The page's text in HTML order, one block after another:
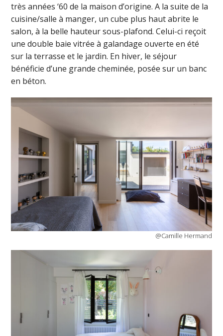
très années ‘60 de la maison d’origine. A la suite de la
cuisine/salle à manger, un cube plus haut abrite le
salon, à la belle hauteur sous-plafond. Celui-ci reçoit
une double baie vitrée à galandage ouverte en été
sur la terrasse et le jardin. En hiver, le séjour
bénéficie d’une grande cheminée, posée sur un banc
en béton.
@Camille Hermand